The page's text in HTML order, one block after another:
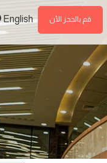
قم بالحجز الأن English